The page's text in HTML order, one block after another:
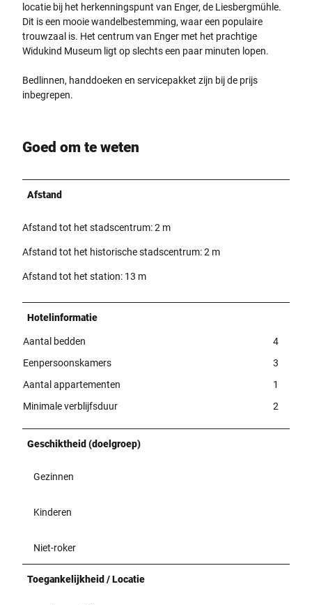
locatie bij het herkenningspunt van Enger, de Liesbergmühle.
Dit is een mooie wandelbestemming, waar een populaire
trouwzaal is. Het centrum van Enger met het prachtige
Widukind Museum ligt op slechts een paar minuten lopen.
Bedlinnen, handdoeken en servicepakket zijn bij de prijs
inbegrepen.
Goed om te weten
Afstand
Afstand tot het stadscentrum: 2 m
Afstand tot het historische stadscentrum: 2 m
Afstand tot het station: 13 m
Hotelinformatie
Aantal bedden
4
Eenpersoonskamers
3
Aantal appartementen
1
Minimale verblijfsduur
2
Geschiktheid (doelgroep)
Gezinnen
Kinderen
Niet-roker
Toegankelijkheid / Locatie